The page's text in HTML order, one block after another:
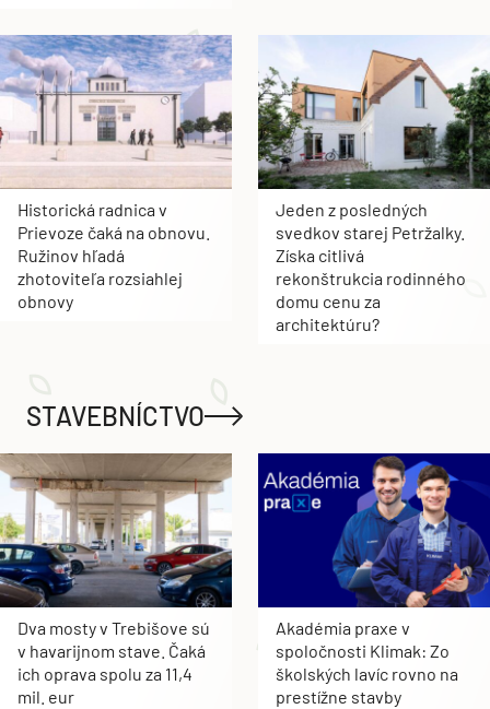
Historická radnica v
Prievoze čaká na obnovu.
Ružinov hľadá
zhotoviteľa rozsiahlej
obnovy
Jeden z posledných
svedkov starej Petržalky.
Získa citlivá
rekonštrukcia rodinného
domu cenu za
architektúru?
STAVEBNÍCTVO
Dva mosty v Trebišove sú
v havarijnom stave. Čaká
ich oprava spolu za 11,4
mil. eur
Akadémia praxe v
spoločnosti Klimak: Zo
školských lavíc rovno na
prestížne stavby